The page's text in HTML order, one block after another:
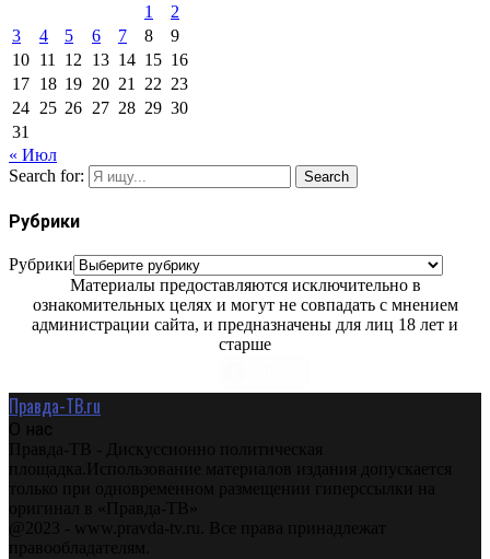
1
2
3
4 5 6 7 8
9
10 11 12 13 14 15 16
17 18 19 20 21 22 23
24 25 26 27 28 29 30
31
« Июл
Search for:
Search
Рубрики
Рубрики
Материалы предоставляются исключительно в
ознакомительных целях и могут не совпадать с мнением
администрации сайта, и предназначены для лиц 18 лет и
старше
Правда-ТВ.ru
О нас
Правда-ТВ - Дискуссионно политическая
площадка.Использование материалов издания допускается
только при одновременном размещении гиперссылки на
оригинал в «Правда-ТВ»
@2023 - www.pravda-tv.ru. Все права принадлежат
правообладателям.